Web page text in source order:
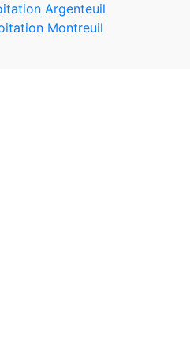
Argenteuil
Montreuil